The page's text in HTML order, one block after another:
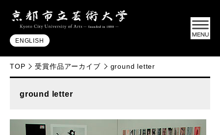
ENGLISH
TOP 受賞作品アーカイブ ground letter
ground letter